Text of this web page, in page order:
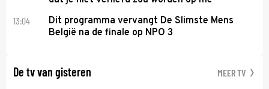
13:04
Dit programma vervangt De Slimste Mens
België na de finale op NPO 3
De tv van gisteren MEER TV